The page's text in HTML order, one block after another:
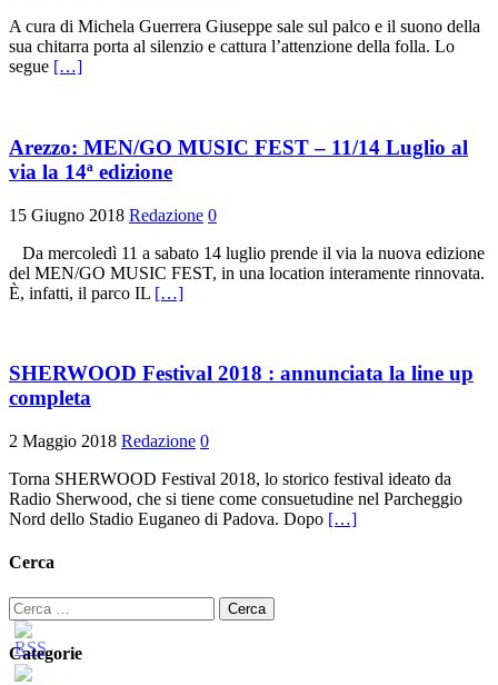
A cura di Michela Guerrera Giuseppe sale sul palco e il suono della
sua chitarra porta al silenzio e cattura l’attenzione della folla. Lo
segue […]
Arezzo: MEN/GO MUSIC FEST – 11/14 Luglio al
via la 14ª edizione
15 Giugno 2018 Redazione 0
Da mercoledì 11 a sabato 14 luglio prende il via la nuova edizione
del MEN/GO MUSIC FEST, in una location interamente rinnovata.
È, infatti, il parco IL […]
SHERWOOD Festival 2018 : annunciata la line up
completa
2 Maggio 2018 Redazione 0
Torna SHERWOOD Festival 2018, lo storico festival ideato da
Radio Sherwood, che si tiene come consuetudine nel Parcheggio
Nord dello Stadio Euganeo di Padova. Dopo […]
Cerca
Ricerca
per:
Categorie